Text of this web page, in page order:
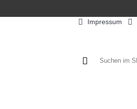
Impressum